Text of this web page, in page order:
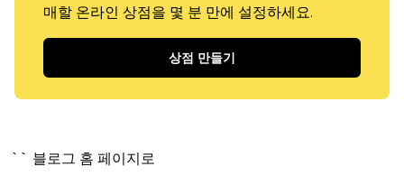
매할 온라인 상점을 몇 분 만에 설정하세요.
상점 만들기
`` 블로그 홈 페이지로